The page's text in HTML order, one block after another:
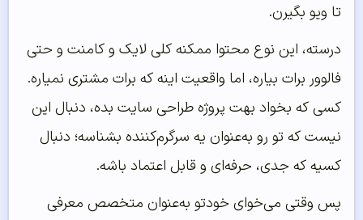
تا ویو بگیرن.
درسته، این نوع محتوا ممکنه کلی لایک و کامنت و حتی
فالوور برات بیاره، اما واقعیت اینه که برات مشتری نمیاره.
کسی که بخواد بهت پروژه طراحی سایت بده، دنبال این
نیست که تو رو به‌عنوان یه سرگرم‌کننده بشناسه؛ دنبال
کسیه که جدی، حرفه‌ای و قابل اعتماد باشه.
پس وقتی می‌خوای خودتو به‌عنوان متخصص معرفی